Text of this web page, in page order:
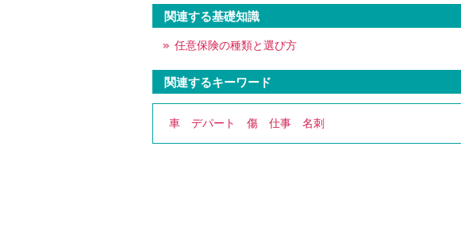
関連する基礎知識
任意保険の種類と選び方
関連するキーワード
車 デパート 傷 仕事 名刺